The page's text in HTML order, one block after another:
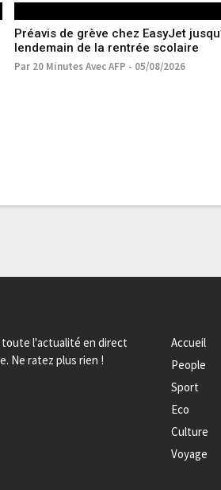
Préavis de grève chez EasyJet
lendemain de la rentrée scolaire
Par 20 Minutes Avec AFP - 05/08/2026
toute l'actualité en direct
Ne ratez plus rien !
Accueil
People
Sport
Eco
Culture
Voyage